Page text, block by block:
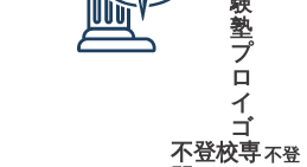
塾
プ
ロ
イ
ゴ
不登校専不登